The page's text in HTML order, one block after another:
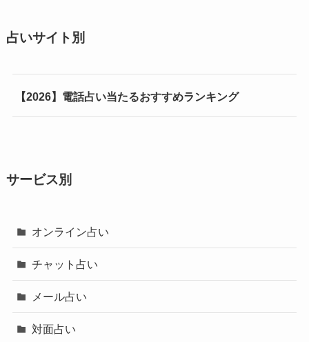
占いサイト別
【2026】電話占い当たるおすすめランキング
サービス別
オンライン占い
チャット占い
メール占い
対面占い